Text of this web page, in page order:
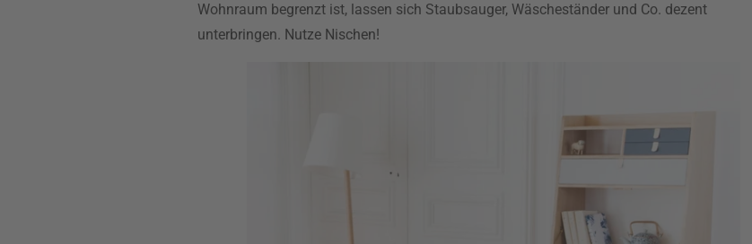
Wohnraum begrenzt ist, lassen sich Staubsauger, Wäscheständer und Co. dezent
unterbringen. Nutze Nischen!